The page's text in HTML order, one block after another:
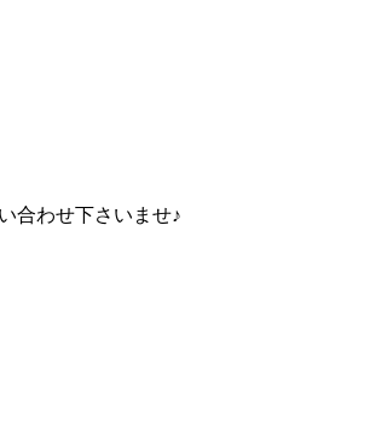
合わせ下さいませ♪